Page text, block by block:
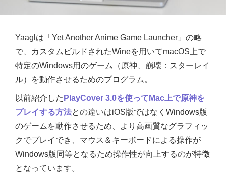
Yaaglは「Yet Another Anime Game Launcher」の略
で、カスタムビルドされたWineを用いてmacOS上で
特定のWindows用のゲーム（原神、崩壊：スターレイ
ル）を動作させるためのプログラム。
以前紹介した PlayCover 3.0を使ってMac上で原神を
プレイする方法との違いはiOS版ではなくWindows版
のゲームを動作させるため、より高画質なグラフィッ
クでプレイでき、マウス＆キーボードによる操作が
Windows版同等となるため操作性が向上するのが特徴
となっています。